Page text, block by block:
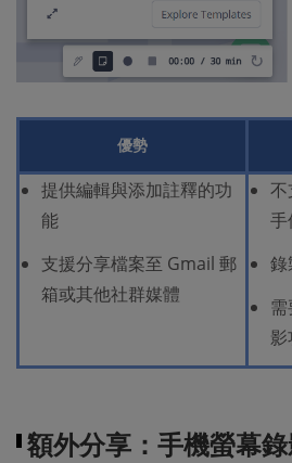
優勢
提供編輯與添加註釋的功
能
支援分享檔案至 Gmail 郵
箱或其他社群媒體
不
手
錄
額外分享：手機螢幕